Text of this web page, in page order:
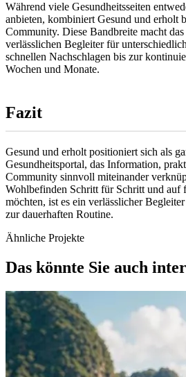
Während viele Gesundheitsseiten
anbieten, kombiniert Gesund und erholt
Community. Diese Bandbreite macht
verlässlichen Begleiter für
schnellen Nachschlagen bis zur
Wochen und Monate.
Fazit
Gesund und erholt positioniert sich als
Gesundheitsportal, das Information,
Community sinnvoll miteinander
Wohlbefinden Schritt für Schritt und auf
möchten, ist es ein verlässlicher
zur dauerhaften Routine.
Ähnliche Projekte
Das könnte Sie auch